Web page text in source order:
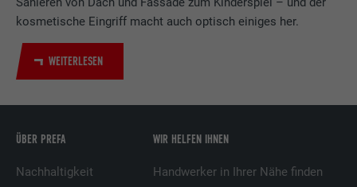
kosmetische Eingriff macht auch optisch einiges her.
WEITERLESEN
ÜBER PREFA
Nachhaltigkeit
WIR HELFEN IHNEN
Handwerker in Ihrer Nähe finden
LinkedIn für die Verfolgung der
Verwendung von eingebetteten
Laufzeit